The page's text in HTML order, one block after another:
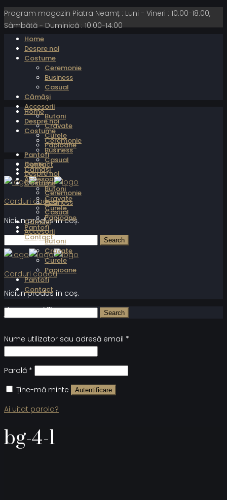
Program magazin Piatra Neamț : Luni - Vineri : 10:00-18:00,
Sâmbătă - Duminică : 10:00-14:00
Home
Despre noi
Costume
Ceremonie
Business
Casual
Cămăși
Accesorii
Butoni
Cravate
Curele
Papioane
Pantofi
Contact
Carduri cadou
Niciun produs în coș.
Home
Despre noi
Costume
Ceremonie
Business
Casual
Cămăși
Accesorii
Butoni
Cravate
Curele
Papioane
Pantofi
Contact
Carduri cadou
Niciun produs în coș.
Home
Despre noi
Costume
Ceremonie
Business
Casual
Cămăși
Accesorii
Butoni
Cravate
Curele
Papioane
Pantofi
Contact
Autentificare
Nume utilizator sau adresă email *
Parolă *
Ține-mă minte
Autentificare
Ai uitat parola?
bg-4-1